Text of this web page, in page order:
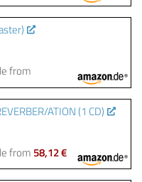
from
ATION (1 CD)
from 58,12 €